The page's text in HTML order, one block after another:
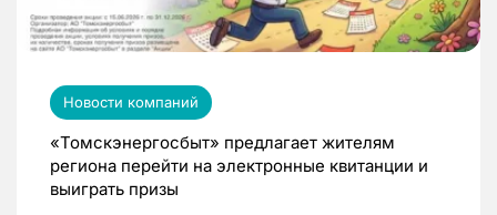
Новости компаний
«Томскэнергосбыт» предлагает жителям
региона перейти на электронные квитанции и
выиграть призы